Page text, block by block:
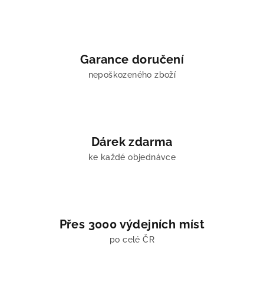
Garance doručení
nepoškozeného zboží
Dárek zdarma
ke každé objednávce
Přes 3000 výdejních míst
po celé ČR